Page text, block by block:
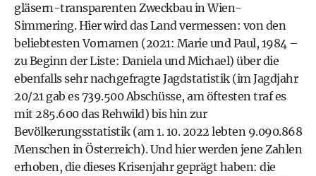
gläsern-transparenten Zweckbau in Wien-
Simmering. Hier wird das Land vermessen: von den
beliebtesten Vornamen (2021: Marie und Paul, 1984 –
zu Beginn der Liste: Daniela und Michael) über die
ebenfalls sehr nachgefragte Jagdstatistik (im Jagdjahr
20/21 gab es 739.500 Abschüsse, am öftesten traf es
mit 285.600 das Rehwild) bis hin zur
Bevölkerungsstatistik (am 1. 10. 2022 lebten 9.090.868
Menschen in Österreich). Und hier werden jene Zahlen
erhoben, die dieses Krisenjahr geprägt haben: die